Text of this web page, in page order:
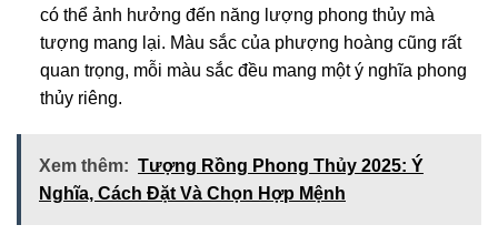
có thể ảnh hưởng đến năng lượng phong thủy mà
tượng mang lại. Màu sắc của phượng hoàng cũng rất
quan trọng, mỗi màu sắc đều mang một ý nghĩa phong
thủy riêng.
Xem thêm: Tượng Rồng Phong Thủy 2025: Ý
Nghĩa, Cách Đặt Và Chọn Hợp Mệnh